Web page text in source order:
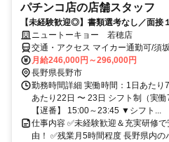
パチンコ店の店舗スタッフ
【未経験歓迎◎】書類選考なし／面接
ニュートーキョー 若穂店
交通・アクセス マイカー通勤可/須
月給246,000円～296,000円
長野県長野市
勤務時間詳細 実働時間：1日あたり
あたり22日 〜 23日 シフト制（実
【遅番】 15:00～23:45 ▼シフト...
仕事内容 ✅未経験歓迎＆充実研修
由！ ✅残業月5時間程度 長野県内